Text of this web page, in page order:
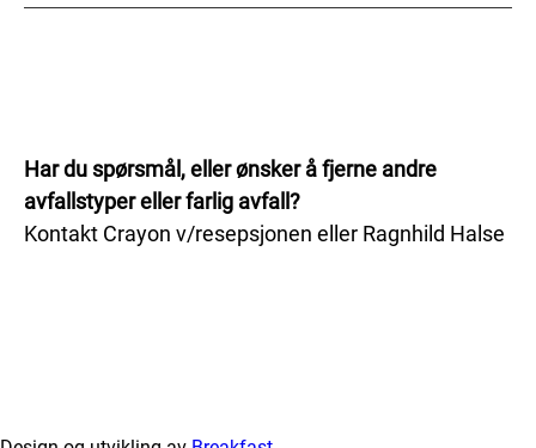
Har du spørsmål, eller ønsker å fjerne andre
avfallstyper eller farlig avfall?
Kontakt Crayon v/resepsjonen eller Ragnhild Halse